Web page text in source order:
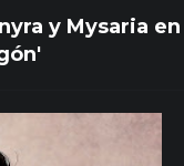
y Mysaria en